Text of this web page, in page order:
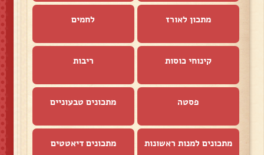
מתכון לאורז לחמים
קינוחי כוסות ריבות
פסטה מתכונים טבעוניים
מתכונים למנות ראשונות מתכונים דיאטטים